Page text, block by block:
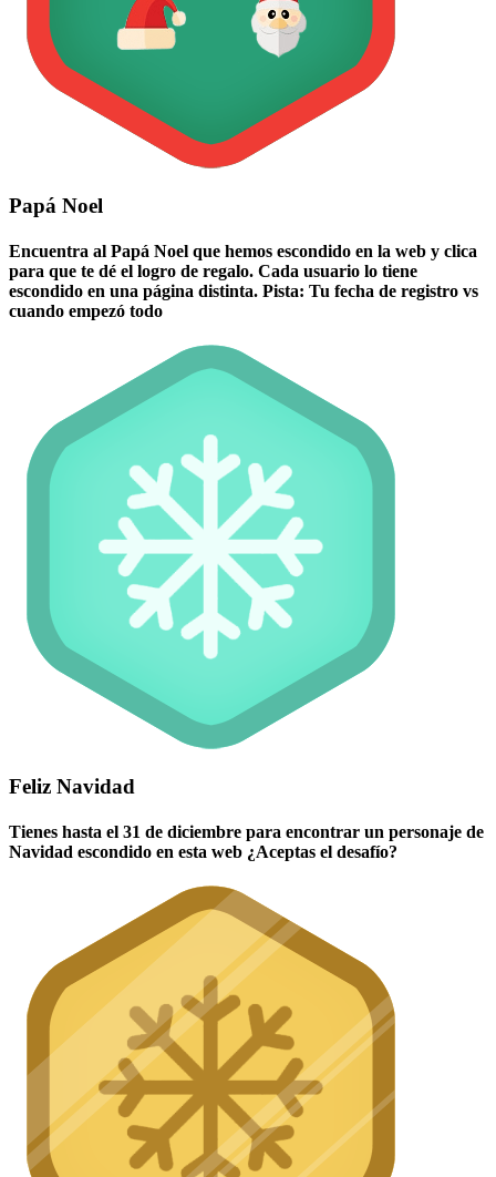
Papá Noel
Encuentra al Papá Noel que hemos escondido en la web y clica
para que te dé el logro de regalo. Cada usuario lo tiene
escondido en una página distinta. Pista: Tu fecha de registro vs
cuando empezó todo
Feliz Navidad
Tienes hasta el 31 de diciembre para encontrar un personaje de
Navidad escondido en esta web ¿Aceptas el desafío?